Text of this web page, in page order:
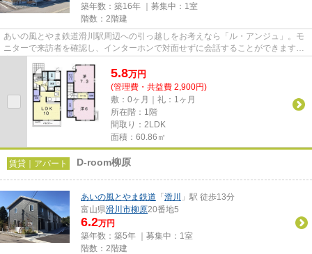
築年数：築16年 ｜募集中： 1室
階数：2階建
あいの風とやま鉄道滑川駅周辺への引っ越しをお考えなら「ル・アンジュ」。モ
ニターで来訪者を確認し、インターホンで対面せずに会話することができます。
5.8万円
(管理費・共益費 2,900円)
敷：0ヶ月｜礼：1ヶ月
所在階：1階
間取り：2LDK
面積：60.86㎡
賃貸｜アパート D-room柳原
あいの風とやま鉄道 「 滑川
」駅 徒歩13分
富山県滑川市柳原20番地5
6.2万円
築年数：築5年 ｜募集中： 1室
階数：2階建